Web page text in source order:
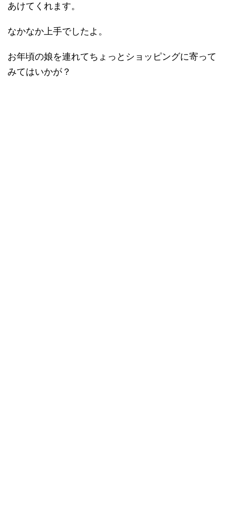
あけてくれます。
なかなか上手でしたよ。
お年頃の娘を連れてちょっとショッピングに寄って
みてはいかが？